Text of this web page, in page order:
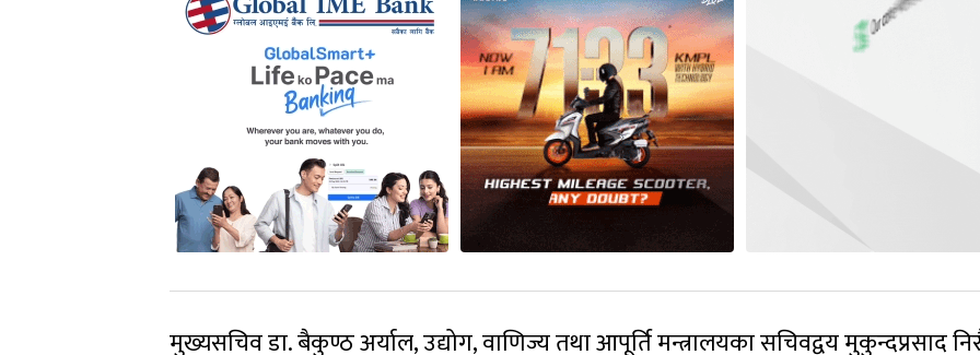
मुख्यसचिव डा. बैकुण्ठ अर्याल, उद्योग, वाणिज्य तथा आपूर्ति मन्त्रालयका सचिवद्वय मुकुन्दप्रसाद